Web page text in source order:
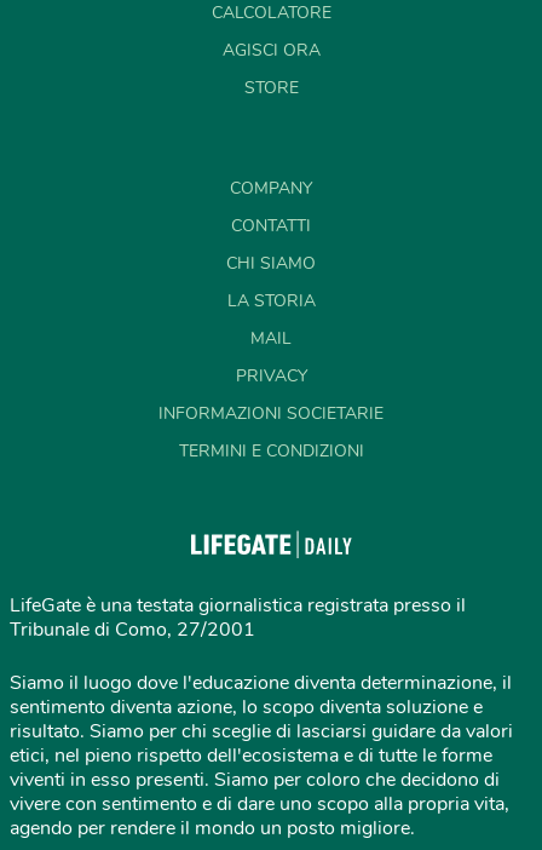
CALCOLATORE
AGISCI ORA
STORE
COMPANY
CONTATTI
CHI SIAMO
LA STORIA
MAIL
PRIVACY
INFORMAZIONI SOCIETARIE
TERMINI E CONDIZIONI
LifeGate è una testata giornalistica registrata presso il
Tribunale di Como, 27/2001
Siamo il luogo dove l'educazione diventa determinazione, il
sentimento diventa azione, lo scopo diventa soluzione e
risultato. Siamo per chi sceglie di lasciarsi guidare da valori
etici, nel pieno rispetto dell'ecosistema e di tutte le forme
viventi in esso presenti. Siamo per coloro che decidono di
vivere con sentimento e di dare uno scopo alla propria vita,
agendo per rendere il mondo un posto migliore.